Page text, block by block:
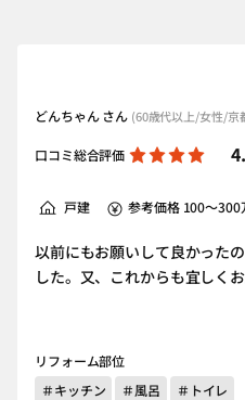
どんちゃん さん (60歳代以上/女性/京
口コミ総合評価
戸建 参考価格 100～300
以前にもお願いして良かった
した。又、これからも宜しくお
リフォーム部位
＃キッチン
＃風呂 ＃トイレ